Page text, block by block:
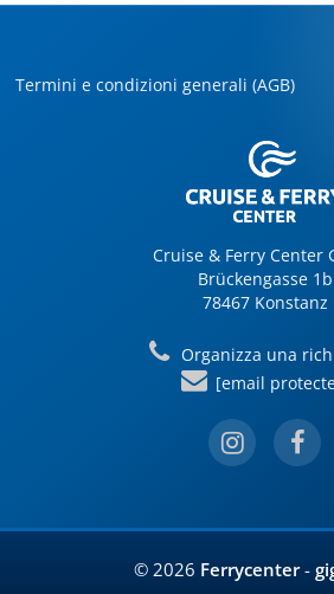
Termini e condizioni generali (AGB)
Cruise & Ferry Center
Brückengasse 1b
78467 Konstanz
Organizza una
[email
© 2026 Ferrycenter-